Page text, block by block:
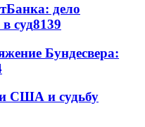
дело
суд8139
Бундесвера:
США и судьбу